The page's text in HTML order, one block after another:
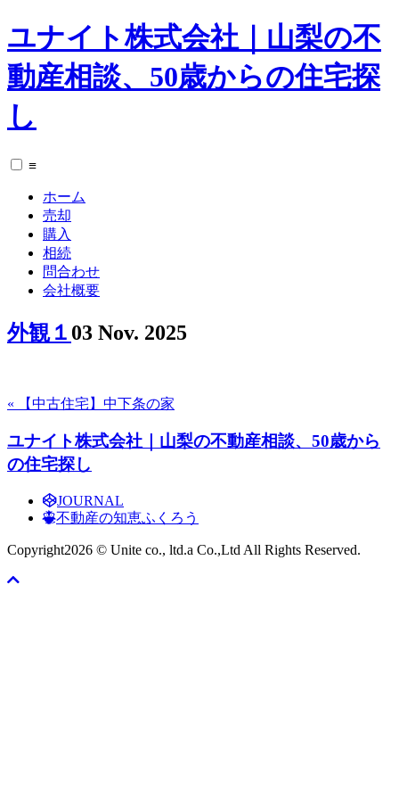
ユナイト株式会社｜山梨の不
動産相談、50歳からの住宅探
し
≡
ホーム
売却
購入
相続
問合わせ
会社概要
外観１ 03 Nov. 2025
« 【中古住宅】中下条の家
ユナイト株式会社｜山梨の不動産相談、50歳から
の住宅探し
JOURNAL
不動産の知恵ふくろう
Copyright2026 © Unite co., ltd.a Co.,Ltd All Rights Reserved.